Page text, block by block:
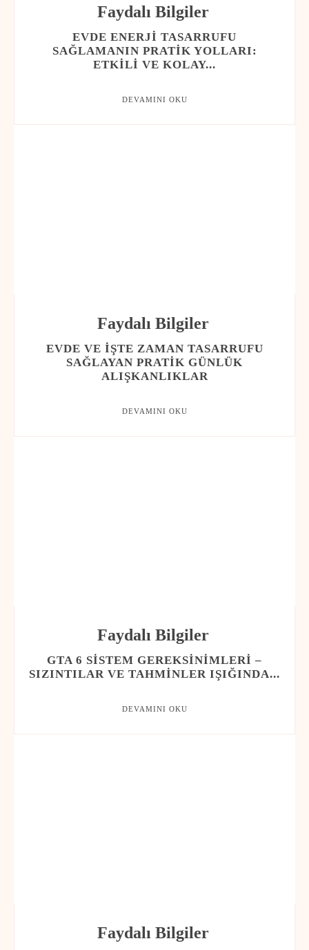
Faydalı Bilgiler
EVDE ENERJI TASARRUFU
SAĞLAMANIN PRATIK YOLLARI:
ETKILI VE KOLAY...
DEVAMINI OKU
Faydalı Bilgiler
EVDE VE İŞTE ZAMAN TASARRUFU
SAĞLAYAN PRATIK GÜNLÜK
ALIŞKANLIKLAR
DEVAMINI OKU
Faydalı Bilgiler
GTA 6 SISTEM GEREKSINIMLERI –
SIZINTILAR VE TAHMINLER IŞIĞINDA...
DEVAMINI OKU
Faydalı Bilgiler